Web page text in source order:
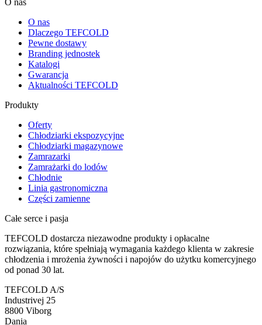
O nas
O nas
Dlaczego TEFCOLD
Pewne dostawy
Branding jednostek
Katalogi
Gwarancja
Aktualności TEFCOLD
Produkty
Oferty
Chłodziarki ekspozycyjne
Chłodziarki magazynowe
Zamrazarki
Zamrażarki do lodów
Chłodnie
Linia gastronomiczna
Części zamienne
Całe serce i pasja
TEFCOLD dostarcza niezawodne produkty i opłacalne
rozwiązania, które spełniają wymagania każdego klienta w zakresie
chłodzenia i mrożenia żywności i napojów do użytku komercyjnego
od ponad 30 lat.
TEFCOLD A/S
Industrivej 25
8800 Viborg
Dania